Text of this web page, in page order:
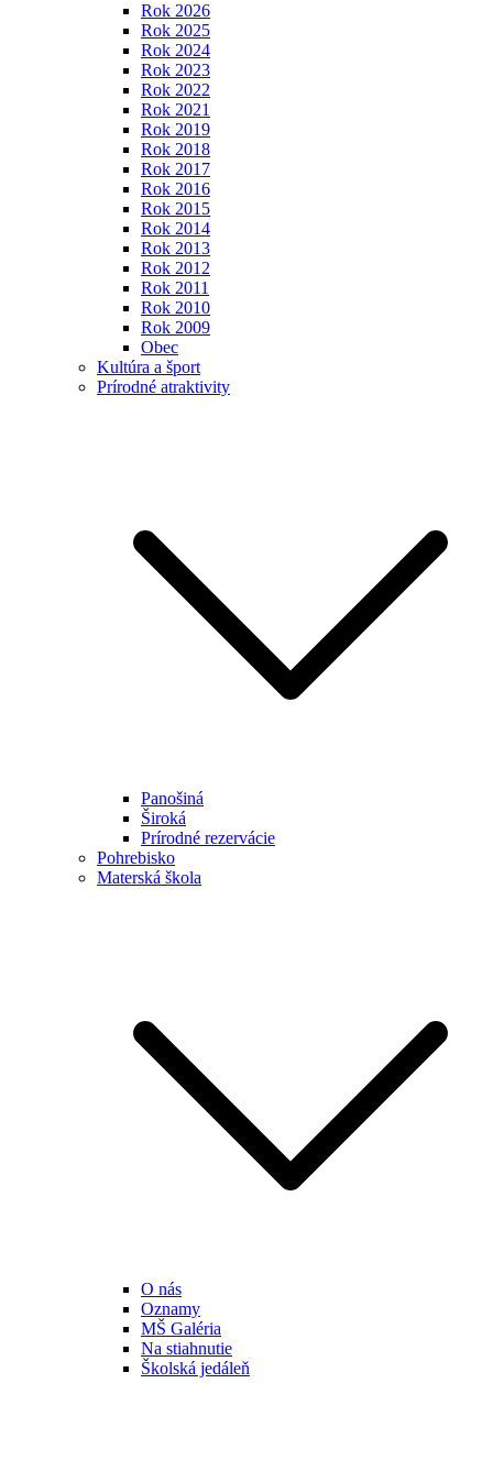
Rok 2026
Rok 2025
Rok 2024
Rok 2023
Rok 2022
Rok 2021
Rok 2019
Rok 2018
Rok 2017
Rok 2016
Rok 2015
Rok 2014
Rok 2013
Rok 2012
Rok 2011
Rok 2010
Rok 2009
Obec
Kultúra a šport
Prírodné atraktivity
Panošiná
Široká
Prírodné rezervácie
Pohrebisko
Materská škola
O nás
Oznamy
MŠ Galéria
Na stiahnutie
Školská jedáleň